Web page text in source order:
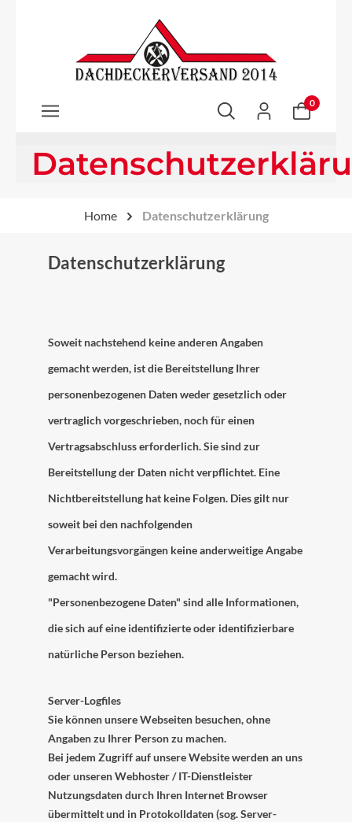
Zum Hauptinhalt springen
0
Home Datenschutzerklärung
Datenschutzerklärung
Soweit nachstehend keine anderen Angaben
gemacht werden, ist die Bereitstellung Ihrer
personenbezogenen Daten weder gesetzlich oder
vertraglich vorgeschrieben, noch für einen
Vertragsabschluss erforderlich. Sie sind zur
Bereitstellung der Daten nicht verpflichtet. Eine
Nichtbereitstellung hat keine Folgen. Dies gilt nur
soweit bei den nachfolgenden
Verarbeitungsvorgängen keine anderweitige Angabe
gemacht wird.
"Personenbezogene Daten" sind alle Informationen,
die sich auf eine identifizierte oder identifizierbare
natürliche Person beziehen.
Server-Logfiles
Sie können unsere Webseiten besuchen, ohne
Angaben zu Ihrer Person zu machen.
Bei jedem Zugriff auf unsere Website werden an uns
oder unseren Webhoster / IT-Dienstleister
Nutzungsdaten durch Ihren Internet Browser
übermittelt und in Protokolldaten (sog. Server-